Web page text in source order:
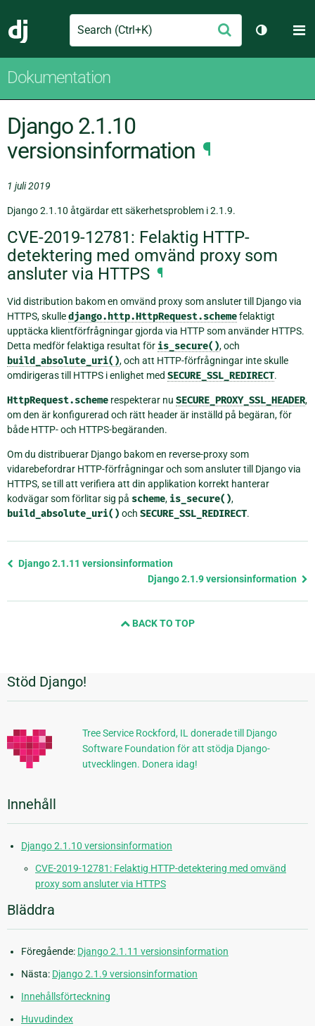
Django
Search Skicka
Växla
Dokumentation
Django 2.1.10
versionsinformation ¶
1 juli 2019
Django 2.1.10 åtgärdar ett säkerhetsproblem i 2.1.9.
CVE-2019-12781: Felaktig HTTP-
detektering med omvänd proxy som
ansluter via HTTPS ¶
Vid distribution bakom en omvänd proxy som ansluter till Django via
HTTPS, skulledjango.http.HttpRequest.schemefelaktigt
upptäcka klientförfrågningar gjorda via HTTP som använder HTTPS.
Detta medför felaktiga resultat för is_secure(), och
build_absolute_uri(), och att HTTP-förfrågningar inte skulle
omdirigeras till HTTPS i enlighet med SECURE_SSL_REDIRECT.
HttpRequest.scheme respekterar nu SECURE_PROXY_SSL_HEADER,
om den är konfigurerad och rätt header är inställd på begäran, för
både HTTP- och HTTPS-begäranden.
Om du distribuerar Django bakom en reverse-proxy som
vidarebefordrar HTTP-förfrågningar och som ansluter till Django via
HTTPS, se till att verifiera att din applikation korrekt hanterar
kodvägar som förlitar sig på scheme, is_secure(),
build_absolute_uri() och SECURE_SSL_REDIRECT.
Föregående
Django 2.1.11 versionsinformation
Django 2.1.9 versionsinformation
BACK TO TOP
Ytterligare
information
Stöd Django!
Tree Service Rockford, IL donerade till Django
Software Foundation för att stödja Django-
utvecklingen. Donera idag!
Innehåll
Django 2.1.10 versionsinformation
CVE-2019-12781: Felaktig HTTP-detektering med omvänd
proxy som ansluter via HTTPS
Bläddra
Föregående: Django 2.1.11 versionsinformation
Nästa: Django 2.1.9 versionsinformation
Innehållsförteckning
Huvudindex